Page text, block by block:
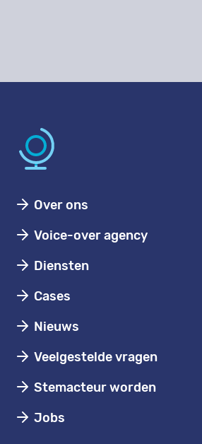
Over ons
Voice-over agency
Diensten
Cases
Nieuws
Veelgestelde vragen
Stemacteur worden
Jobs